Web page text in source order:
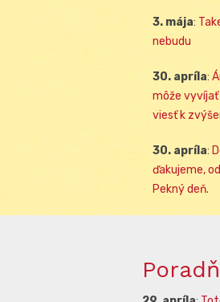
3. mája:
nebudu
30. apríla:
môže
viesť k
30. apríla:
ďakujeme,
Pekný deň.